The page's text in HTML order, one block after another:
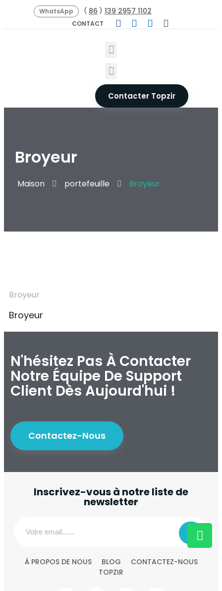
WhatsApp ( 86 ) 139 2957 1102
CONTACT
Contacter Topzir
Broyeur
Maison portefeuille Broyeur
Broyeur
Broyeur
N'hésitez Pas À Contacter
Notre Équipe De Support
Client Dès Aujourd'hui !
Contactez-Nous
Inscrivez-vous à notre liste de
newsletter
À PROPOS DE NOUS BLOG
CONTACTEZ-NOUS
TOPZIR